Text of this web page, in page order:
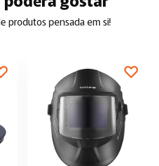
produtos pensada em si!